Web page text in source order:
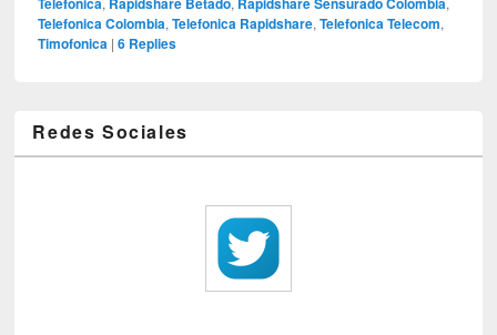
Telefonica Colombia,Telefonica Rapidshare,Telefonica Telecom,
Timofonica |6 Replies
Redes Sociales